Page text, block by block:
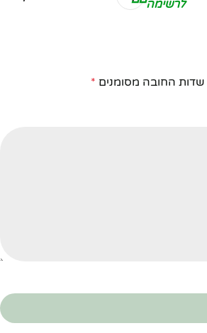
לרשימה
שדות החובה מסומנים *